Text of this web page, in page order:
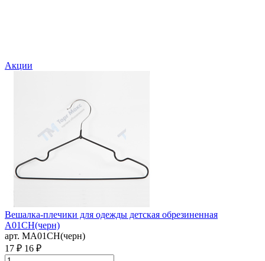
Акции
Вешалка-плечики для одежды детская обрезиненная
A01CH(черн)
арт. MA01CH(черн)
17 ₽ 16 ₽